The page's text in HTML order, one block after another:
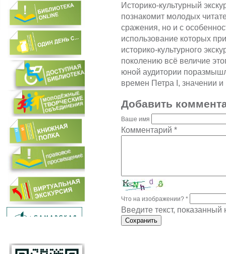
Историко-культурный
познакомит молодых
сражения, но и с
использование которых
историко-культурного
поколению всё величие
юной аудитории
времен Петра I, значении
Добавить
Ваше имя
Комментарий *
Что на изображении? *
Введите текст,